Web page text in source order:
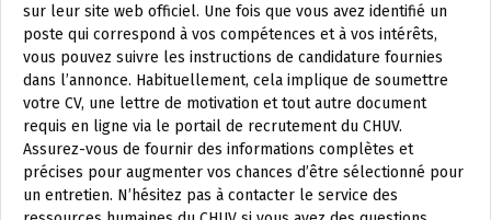
sur leur site web officiel. Une fois que vous avez identifié un
poste qui correspond à vos compétences et à vos intérêts,
vous pouvez suivre les instructions de candidature fournies
dans l’annonce. Habituellement, cela implique de soumettre
votre CV, une lettre de motivation et tout autre document
requis en ligne via le portail de recrutement du CHUV.
Assurez-vous de fournir des informations complètes et
précises pour augmenter vos chances d’être sélectionné pour
un entretien. N’hésitez pas à contacter le service des